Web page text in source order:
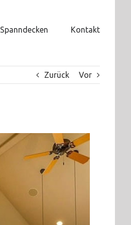
Spanndecken Kontakt
Zurück Vor